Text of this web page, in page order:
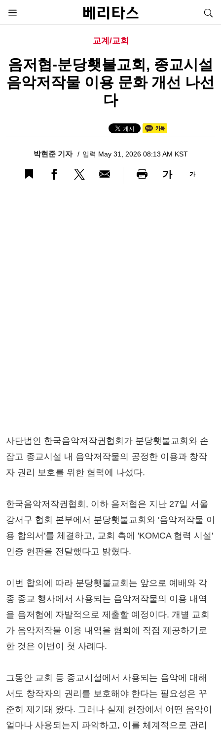
교계/교회
음저협-분당횃불교회, 종교시설
음악저작물 이용 문화 개선 나선
다
박현준 기자 입력 May 31, 2026 08:13 AM KST
가 가
사단법인 한국음악저작권협회가 분당횃불교회와 손
잡고 종교시설 내 음악저작물의 공정한 이용과 창작
자 권리 보호를 위한 협력에 나섰다.
한국음악저작권협회, 이하 음저협은 지난 27일 서울
강서구 협회 본부에서 분당횃불교회와 '음악저작물 이
용 합의서'를 체결하고, 교회 측에 'KOMCA 협력 시설'
인증 현판을 전달했다고 밝혔다.
이번 합의에 따라 분당횃불교회는 앞으로 예배와 각
종 종교 행사에서 사용되는 음악저작물의 이용 내역
을 음저협에 자발적으로 제출할 예정이다. 개별 교회
가 음악저작물 이용 내역을 협회에 직접 제공하기로
한 것은 이번이 첫 사례다.
그동안 교회 등 종교시설에서 사용되는 음악에 대해
서도 창작자의 권리를 보호해야 한다는 필요성은 꾸
준히 제기돼 왔다. 그러나 실제 현장에서 어떤 음악이
얼마나 사용되는지 파악하고, 이를 체계적으로 관리